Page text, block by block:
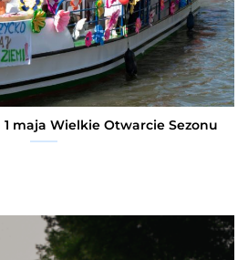
maja Wielkie Otwarcie Sezonu